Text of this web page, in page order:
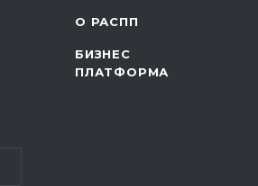
О РАСПП
БИЗНЕС
ПЛАТФОРМА